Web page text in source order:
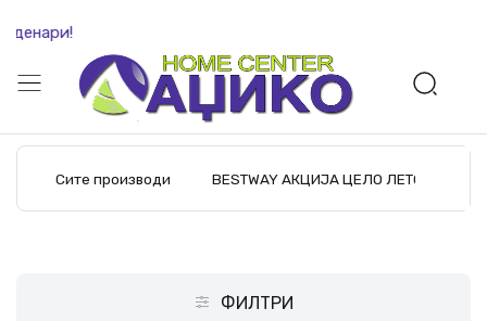
Сите производи BESTWAY АКЦИЈА ЦЕЛО ЛЕТО
ФИЛТРИ